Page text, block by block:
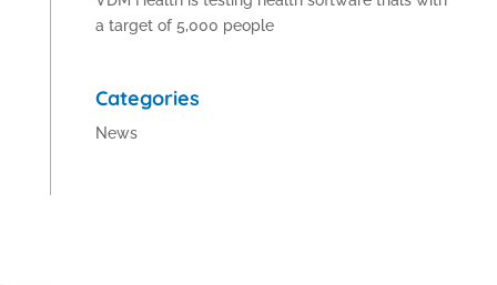
a target of 5,000 people
Categories
News